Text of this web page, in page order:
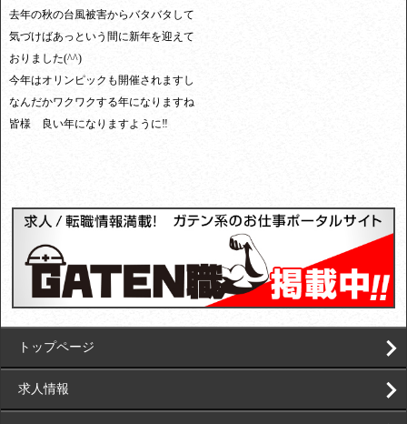
去年の秋の台風被害からバタバタして
気づけばあっという間に新年を迎えて
おりました(^^)
今年はオリンピックも開催されますし
なんだかワクワクする年になりますね
皆様 良い年になりますように‼︎
トップページ
求人情報